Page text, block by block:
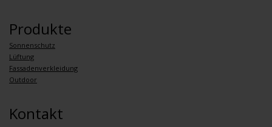
Produkte
Sonnenschutz
Lüftung
Fassadenverkleidung
Outdoor
Kontakt